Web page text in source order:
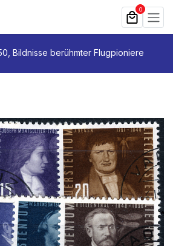
0
Bildnisse berühmter Flugpioniere